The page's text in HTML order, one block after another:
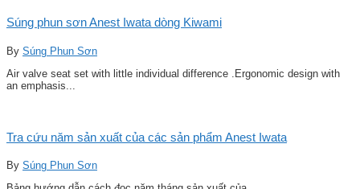
Súng phun sơn Anest Iwata dòng Kiwami
By Súng Phun Sơn
Air valve seat set with little individual difference .Ergonomic design with
an emphasis...
Tra cứu năm sản xuất của các sản phẩm Anest Iwata
By Súng Phun Sơn